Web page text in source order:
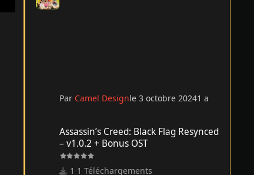
Par Camel Designle 3 octobre 20241 a
Assassin’s Creed: Black Flag Resynced
– v1.0.2 + Bonus OST
1 Téléchargements